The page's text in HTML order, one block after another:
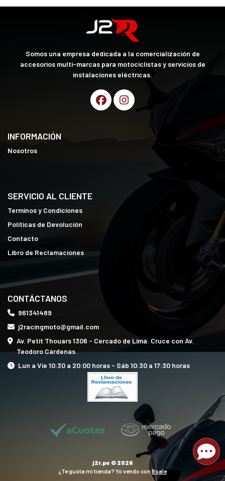
Somos una empresa dedicada a la comercialización de
accesorios multi-marcas para motociclistas y servicios de
instalaciones eléctricas.
INFORMACIÓN
Nosotros
SERVICIO AL CLIENTE
Terminos y Condiciones
Políticas de Devolución
Contacto
Libro de Reclamaciones
CONTÁCTANOS
961341489
j2racingmoto@gmail.com
Av. Petit Thouars 1306 - Cercado de Lima. Cruce con Av.
Teodoro Cárdenas.
Lun a Vie 10:30 a 20:00 horas - Sáb 10:30 a 17:30 horas
j2r.pe © 2026
¿Te gusta mi tienda? Yo vendo conBsale